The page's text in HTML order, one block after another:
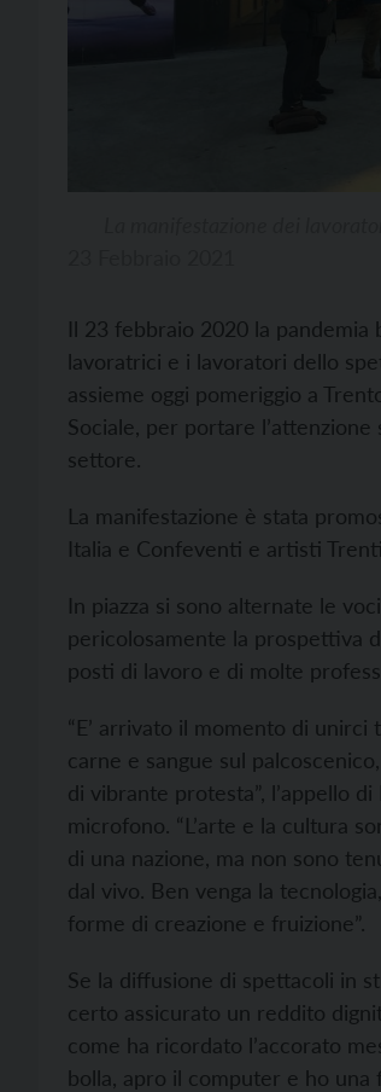
Il 23 febbraio 2020 la pandemia
lavoratrici e i lavoratori dello
assieme oggi pomeriggio a
Sociale, per portare
settore.
La manifestazione è stata
Italia e Confeventi e artisti
In piazza si sono alternate le
pericolosamente la prospettiva
posti di lavoro e di molte
“E’ arrivato il momento di
carne e sangue sul
di vibrante protesta”, l’appello
microfono. “L’arte e la cultura
di una nazione, ma non sono
dal vivo. Ben venga la
forme di creazione e fruizione”.
Se la diffusione di spettacoli in
certo assicurato un reddito
come ha ricordato l’accorato
bolla, apro il computer e ho